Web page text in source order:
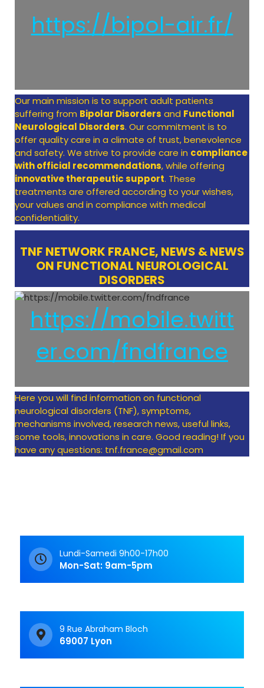
https://bipol-air.fr/
Our main mission is to support adult patients
suffering from Bipolar Disorders and Functional
Neurological Disorders. Our commitment is to
offer quality care in a climate of trust, benevolence
and safety. We strive to provide care in compliance
with official recommendations, while offering
innovative therapeutic support. These
treatments are offered according to your wishes,
your values and in compliance with medical
confidentiality.
TNF NETWORK FRANCE, NEWS & NEWS
ON FUNCTIONAL NEUROLOGICAL
DISORDERS
https://mobile.twitt
er.com/fndfrance
Here you will find information on functional
neurological disorders (TNF), symptoms,
mechanisms involved, research news, useful links,
some tools, innovations in care. Good reading! If you
have any questions: tnf.france@gmail.com
Lundi-Samedi 9h00-17h00
Mon-Sat: 9am-5pm
9 Rue Abraham Bloch
69007 Lyon